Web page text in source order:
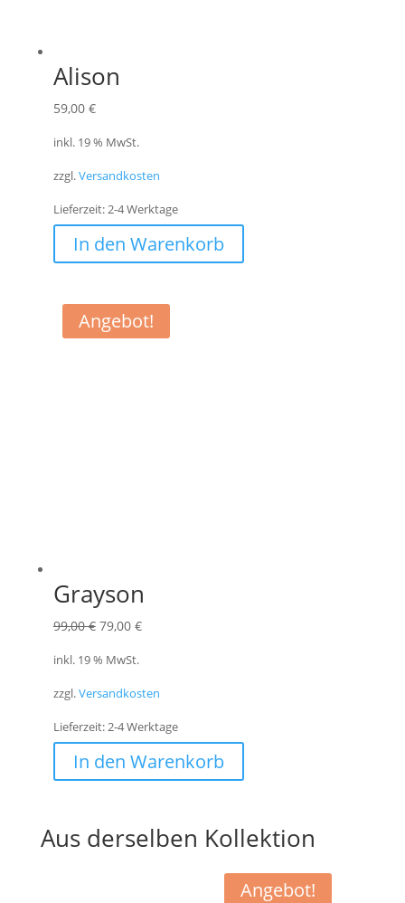
Alison
59,00 €
inkl. 19 % MwSt.
zzgl.Versandkosten
Lieferzeit:2-4 Werktage
In den Warenkorb
Angebot!
Grayson
99,00€ Ursprünglicher
99,00 €
79,00 €Aktueller
79,00 €.
inkl. 19 % MwSt.
zzgl.Versandkosten
Lieferzeit:2-4 Werktage
In den Warenkorb
Aus derselben Kollektion
Angebot!